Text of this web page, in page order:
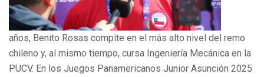
años, Benito Rosas compite en el más alto nivel del remo
chileno y, al mismo tiempo, cursa Ingeniería Mecánica en la
PUCV. En los Juegos Panamericanos Junior Asunción 2025